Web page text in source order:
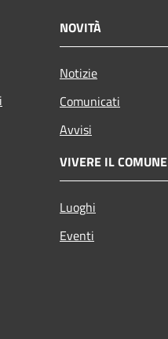
NOVITÀ
Notizie
Comunicati
Avvisi
VIVERE IL COMUNE
Luoghi
Eventi